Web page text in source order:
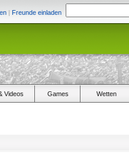
| Freunde einladen
Videos Games Wetten